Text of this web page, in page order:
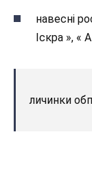
навесні
Іскра », «
личинки